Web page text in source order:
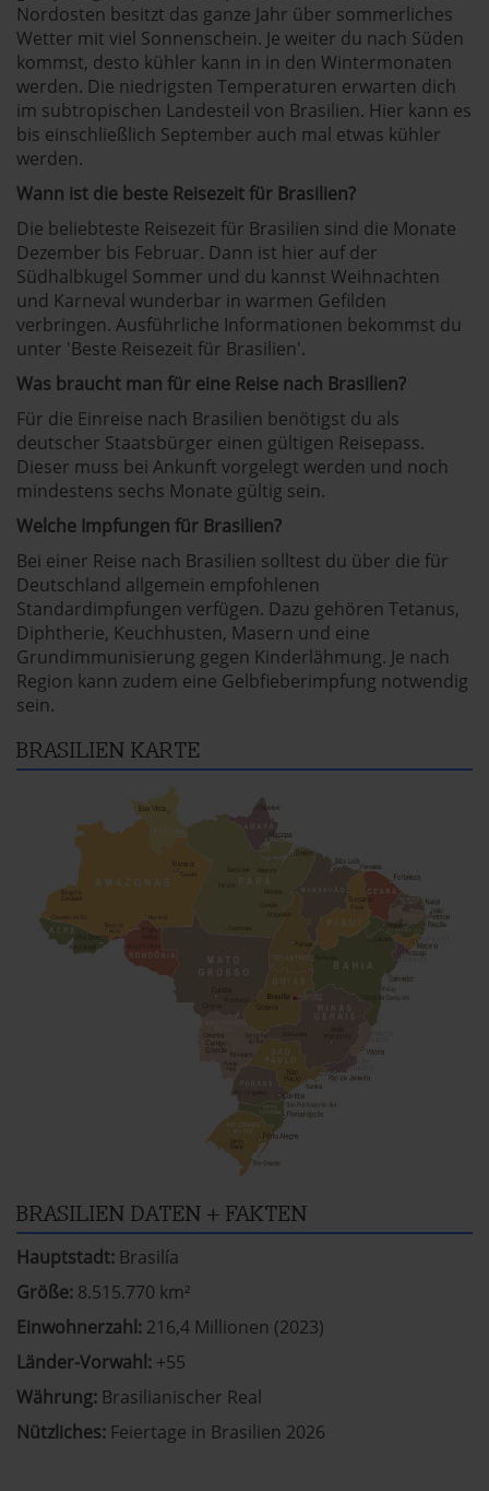
Nordosten besitzt das ganze Jahr über sommerliches
Wetter mit viel Sonnenschein. Je weiter du nach Süden
kommst, desto kühler kann in in den Wintermonaten
werden. Die niedrigsten Temperaturen erwarten dich
im subtropischen Landesteil von Brasilien. Hier kann es
bis einschließlich September auch mal etwas kühler
werden.
Wann ist die beste Reisezeit für Brasilien?
Die beliebteste Reisezeit für Brasilien sind die Monate
Dezember bis Februar. Dann ist hier auf der
Südhalbkugel Sommer und du kannst Weihnachten
und Karneval wunderbar in warmen Gefilden
verbringen. Ausführliche Informationen bekommst du
unter 'Beste Reisezeit für Brasilien'.
Was braucht man für eine Reise nach Brasilien?
Für die Einreise nach Brasilien benötigst du als
deutscher Staatsbürger einen gültigen Reisepass.
Dieser muss bei Ankunft vorgelegt werden und noch
mindestens sechs Monate gültig sein.
Welche Impfungen für Brasilien?
Bei einer Reise nach Brasilien solltest du über die für
Deutschland allgemein empfohlenen
Standardimpfungen verfügen. Dazu gehören Tetanus,
Diphtherie, Keuchhusten, Masern und eine
Grundimmunisierung gegen Kinderlähmung. Je nach
Region kann zudem eine Gelbfieberimpfung notwendig
sein.
BRASILIEN KARTE
BRASILIEN DATEN + FAKTEN
Hauptstadt: Brasilía
Größe: 8.515.770 km²
Einwohnerzahl: 216,4 Millionen (2023)
Länder-Vorwahl: +55
Währung: Brasilianischer Real
Nützliches: Feiertage in Brasilien 2026